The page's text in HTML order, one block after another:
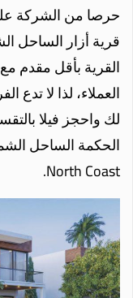
حرصا من الشركة
قرية أزار الساحل
القرية بأقل مقدم
العملاء، لذا لا تدع
لك واحجز فيلا
الحكمة الساحل
North Coast.